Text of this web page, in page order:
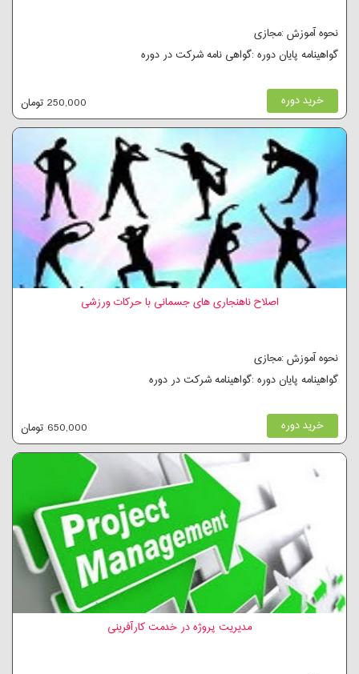
نحوه آموزش :مجازی
گواهینامه پایان دوره :گواهی نامه شرکت در دوره
خرید دوره 250,000 تومان
اصلاح ناهنجاری های جسمانی با حرکات ورزشی
نحوه آموزش :مجازی
گواهینامه پایان دوره :گواهینامه شرکت در دوره
خرید دوره 650,000 تومان
مدیریت پروژه در خدمت کارآفرینی